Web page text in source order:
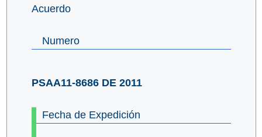
Acuerdo
Numero
PSAA11-8686 DE 2011
Fecha de Expedición